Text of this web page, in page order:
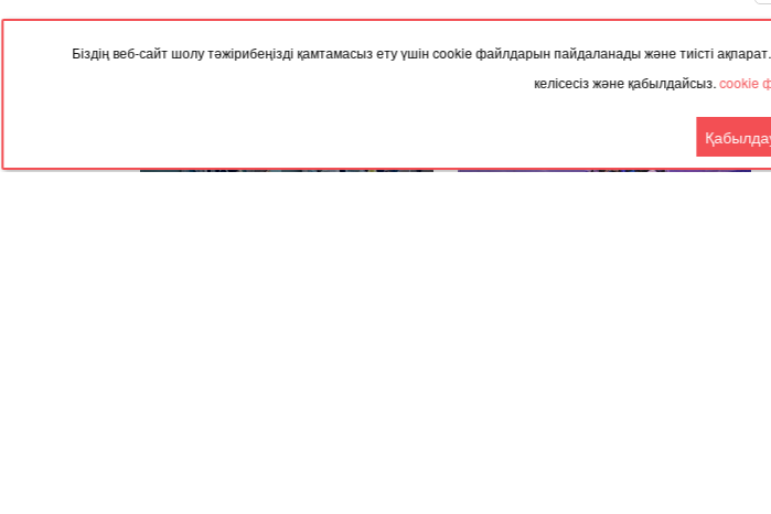
Біздің веб-сайт шолу тәжірибеңізді қамтамасыз ету үшін cookie файлдарын пайдаланады және тиісті
келісесіз және қабылдайсыз.cookie
ТАҚЫРЫП